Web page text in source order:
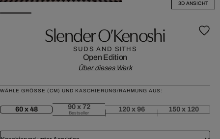
3D ANSICHT
Slender O’Kenoshi
SUDS AND SITHS
Open Edition
Über dieses Werk
WÄHLE GRÖSSE (CM) UND KASCHIERUNG/RAHMUNG AUS:
60 x 48 90 x 72
Bestseller 120 x 96 150 x 120